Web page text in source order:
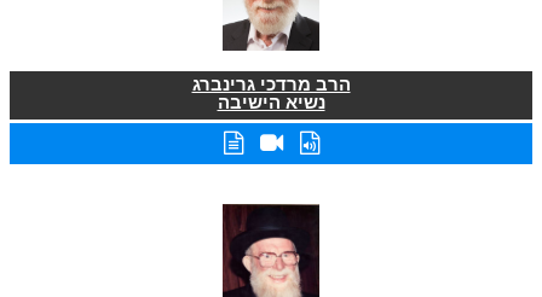
הרב מרדכי גרינברג
נשיא הישיבה